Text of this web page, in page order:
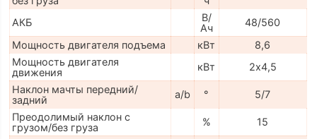
АКБ
В/
Ач
48/560
Мощность двигателя подъема
кВт
8,6
Мощность двигателя
движения
кВт
2х4,5
Наклон мачты передний/
задний
a/b °
5/7
Преодолимый наклон с
грузом/без груза
%
15